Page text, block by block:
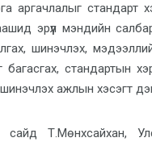
аргачлалыг стандарт
эрүүл мэндийн
шинэчлэх,
стандартын
ажлын хэсэгт
сайд